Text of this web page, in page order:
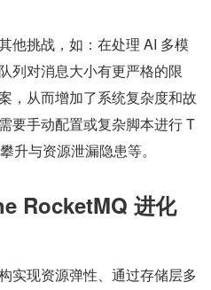
他挑战，如：在处理 AI 多模
列对消息大小有更严格的限
，从而增加了系统复杂度和故
要手动配置或复杂脚本进行 T
升与资源泄漏隐患等。
实现资源弹性、通过存储层多